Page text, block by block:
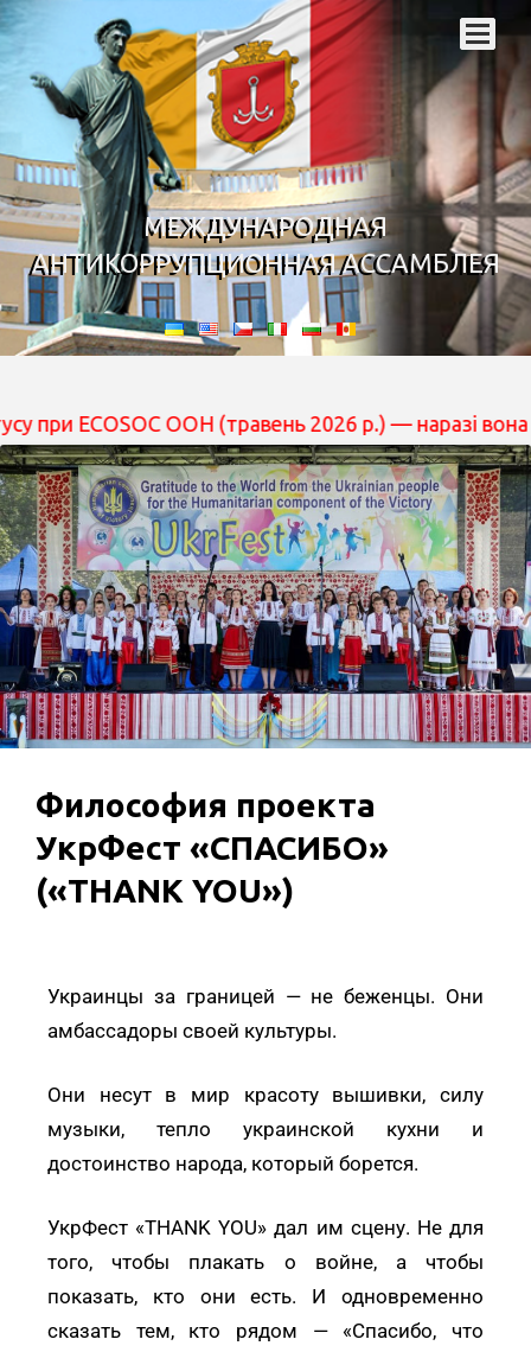
МЕЖДУНАРОДНАЯ
АНТИКОРРУПЦИОННАЯ АССАМБЛЕЯ
ECOSOC ООН (травень 2026 р.) — наразі вона
Философия проекта
УкрФест «СПАСИБО»
(«THANK YOU»)
Украинцы за границей — не беженцы. Они
амбассадоры своей культуры.
Они несут в мир красоту вышивки, силу
музыки, тепло украинской кухни и
достоинство народа, который борется.
УкрФест «THANK YOU» дал им сцену. Не для
того, чтобы плакать о войне, а чтобы
показать, кто они есть. И одновременно
сказать тем, кто рядом — «Спасибо, что